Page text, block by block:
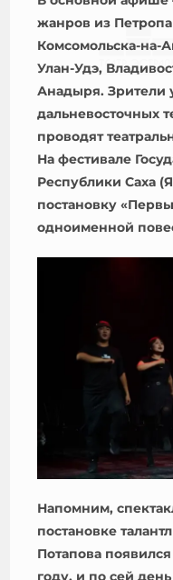
жанров из
Комсомольска-на-
Улан-Удэ,
Анадыря. Зрители
дальневосточных
проводят
На фестивале
Республики Саха
постановку
одноименной
Напомним,
постановке
Потапова
году, и по сей